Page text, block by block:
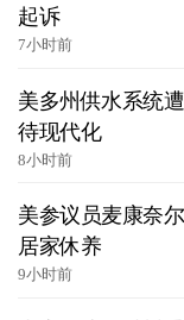
起诉
7小时前
美多州供水系统
待现代化
8小时前
美参议员麦康奈
居家休养
9小时前